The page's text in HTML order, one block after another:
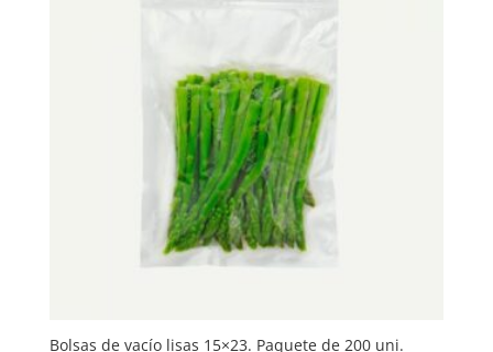
Bolsas de vacío lisas 15×23. Paquete de 200 uni.